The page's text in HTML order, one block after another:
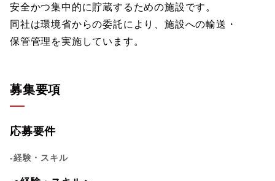
安全かつ集中的に貯蔵するための施設です。
同社は環境省からの委託により、施設への輸送・
保管管理を実施しています。
募集要項
応募要件
-経験・スキル